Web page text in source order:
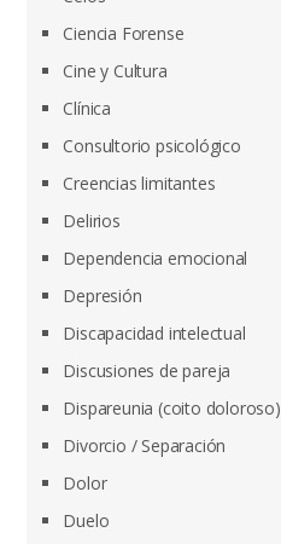
Ciencia Forense
Cine y Cultura
Clínica
Consultorio psicológico
Creencias limitantes
Delirios
Dependencia emocional
Depresión
Discapacidad intelectual
Discusiones de pareja
Dispareunia (coito doloroso)
Divorcio / Separación
Dolor
Duelo